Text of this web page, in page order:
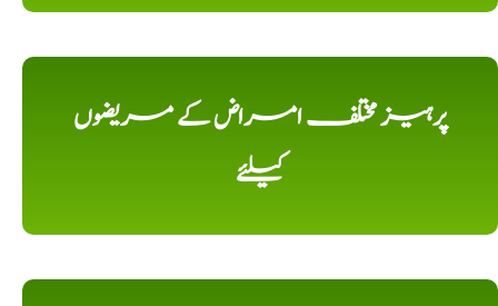
پرہیز مختلف امراض کے مریضوں
کیلئے